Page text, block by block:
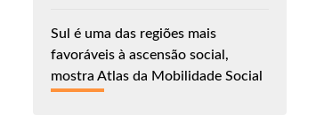
Sul é uma das regiões mais
favoráveis à ascensão social,
mostra Atlas da Mobilidade Social